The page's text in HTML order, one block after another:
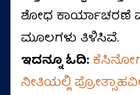
ಶೋಧ ಕಾರ್ಯಾಚರಣೆ
ಮೂಲಗಳು ತಿಳಿಸಿವೆ.
ಇದನ್ನೂ ಓದಿ:
ನೀತಿಯಲ್ಲಿ